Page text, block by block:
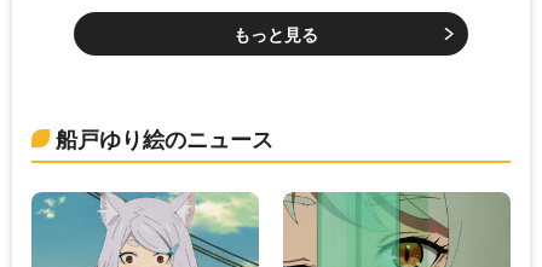
もっと見る
船戸ゆり絵のニュース